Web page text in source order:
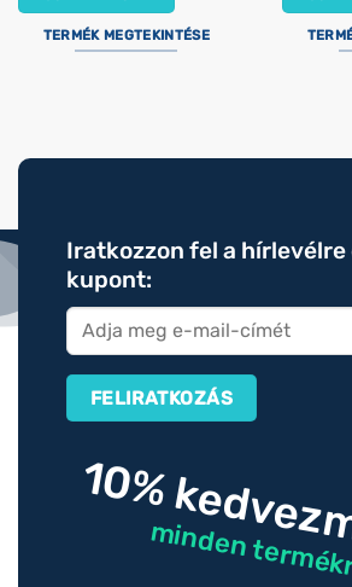
TERMÉK MEGTEKINTÉSE
Iratkozzon fel a hírlevélre
kupont:
10%minden